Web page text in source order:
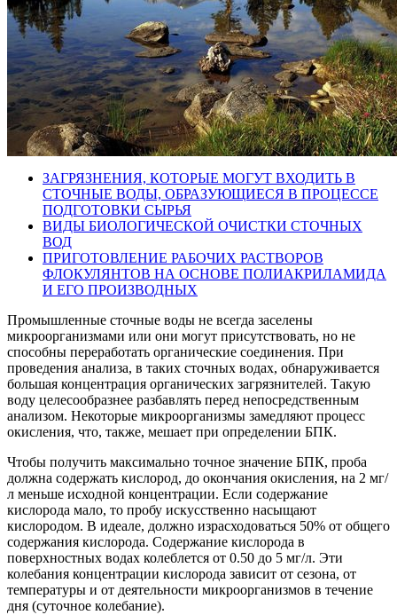
ЗАГРЯЗНЕНИЯ, КОТОРЫЕ МОГУТ ВХОДИТЬ В
СТОЧНЫЕ ВОДЫ, ОБРАЗУЮЩИЕСЯ В ПРОЦЕССЕ
ПОДГОТОВКИ СЫРЬЯ
ВИДЫ БИОЛОГИЧЕСКОЙ ОЧИСТКИ СТОЧНЫХ
ВОД
ПРИГОТОВЛЕНИЕ РАБОЧИХ РАСТВОРОВ
ФЛОКУЛЯНТОВ НА ОСНОВЕ ПОЛИАКРИЛАМИДА
И ЕГО ПРОИЗВОДНЫХ
Промышленные сточные воды не всегда заселены
микроорганизмами или они могут присутствовать, но не
способны переработать органические соединения. При
проведения анализа, в таких сточных водах, обнаруживается
большая концентрация органических загрязнителей. Такую
воду целесообразнее разбавлять перед непосредственным
анализом. Некоторые микроорганизмы замедляют процесс
окисления, что, также, мешает при определении БПК.
Чтобы получить максимально точное значение БПК, проба
должна содержать кислород, до окончания окисления, на 2 мг/
л меньше исходной концентрации. Если содержание
кислорода мало, то пробу искусственно насыщают
кислородом. В идеале, должно израсходоваться 50% от общего
содержания кислорода. Содержание кислорода в
поверхностных водах колеблется от 0.50 до 5 мг/л. Эти
колебания концентрации кислорода зависит от сезона, от
температуры и от деятельности микроорганизмов в течение
дня (суточное колебание).